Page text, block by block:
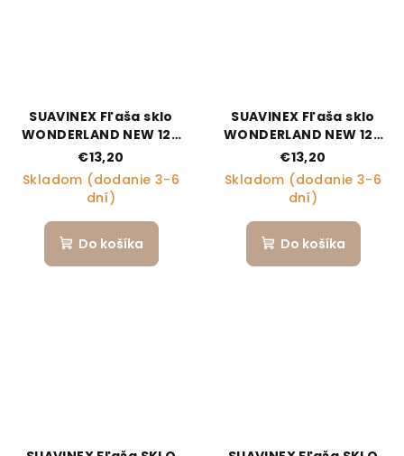
SUAVINEX Fľaša sklo
WONDERLAND NEW 120
ml fyziologická SX PRO
+0 SF - krémový kvet
€13,20
Skladom (dodanie 3-6
dní)
Do košíka
SUAVINEX Fľaša sklo
WONDERLAND NEW 120
ml fyziologická SX PRO
+0 SF - ružový králik
€13,20
Skladom (dodanie 3-6
dní)
Do košíka